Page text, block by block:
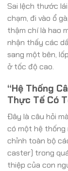
Sai lệch thước
chạm, đi vào ổ
thậm chí là hao
nhận thấy các
sang một bên,
ở tốc độ cao.
“Hệ Thống
Thực Tế Có
Đây là câu hỏi
có một hệ thống
chỉnh toàn bộ
caster) trong
thiệp của con